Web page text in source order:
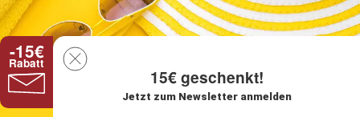
-15€
Rabatt
15€ geschenkt!
Jetzt zum Newsletter anmelden